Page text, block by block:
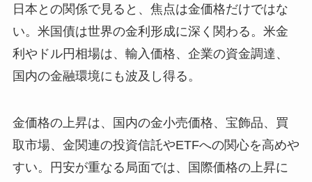
日本との関係で見ると、焦点は金価格だけではな
い。米国債は世界の金利形成に深く関わる。米金
利やドル円相場は、輸入価格、企業の資金調達、
国内の金融環境にも波及し得る。
金価格の上昇は、国内の金小売価格、宝飾品、買
取市場、金関連の投資信託やETFへの関心を高めや
すい。円安が重なる局面では、国際価格の上昇に